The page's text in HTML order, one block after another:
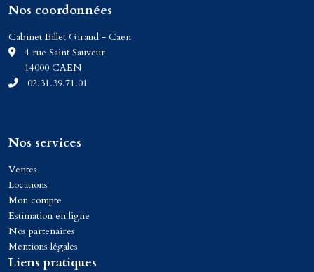
Nos coordonnées
Cabinet Billet Giraud - Caen
4 rue Saint Sauveur
14000 CAEN
02.31.39.71.01
Nos services
Ventes
Locations
Mon compte
Estimation en ligne
Nos partenaires
Mentions légales
Liens pratiques